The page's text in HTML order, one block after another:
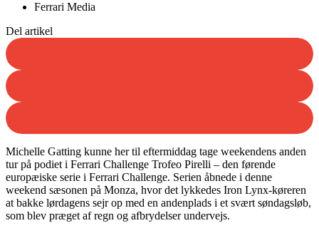
Ferrari Media
Del artikel
Michelle Gatting kunne her til eftermiddag tage weekendens anden
tur på podiet i Ferrari Challenge Trofeo Pirelli – den førende
europæiske serie i Ferrari Challenge. Serien åbnede i denne
weekend sæsonen på Monza, hvor det lykkedes Iron Lynx-køreren
at bakke lørdagens sejr op med en andenplads i et svært søndagsløb,
som blev præget af regn og afbrydelser undervejs.